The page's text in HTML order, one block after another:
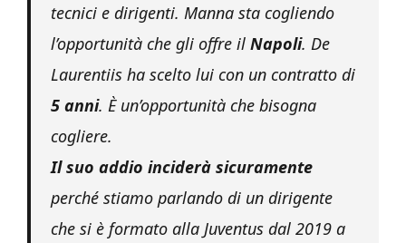
tecnici e dirigenti. Manna sta cogliendo
l’opportunità che gli offre il Napoli. De
Laurentiis ha scelto lui con un contratto di
5 anni. È un’opportunità che bisogna
cogliere.
Il suo addio inciderà sicuramente
perché stiamo parlando di un dirigente
che si è formato alla Juventus dal 2019 a